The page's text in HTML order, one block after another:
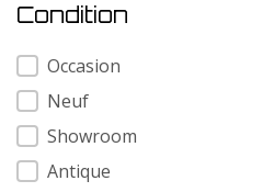
Condition
Condition
Occasion
Neuf
Showroom
Antique